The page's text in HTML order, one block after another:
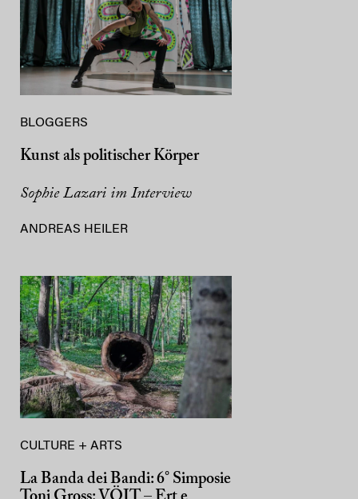
BLOGGERS
Kunst als politischer Körper
Sophie Lazari im Interview
ANDREAS HEILER
CULTURE + ARTS
La Banda dei Bandi: 6° Simposie